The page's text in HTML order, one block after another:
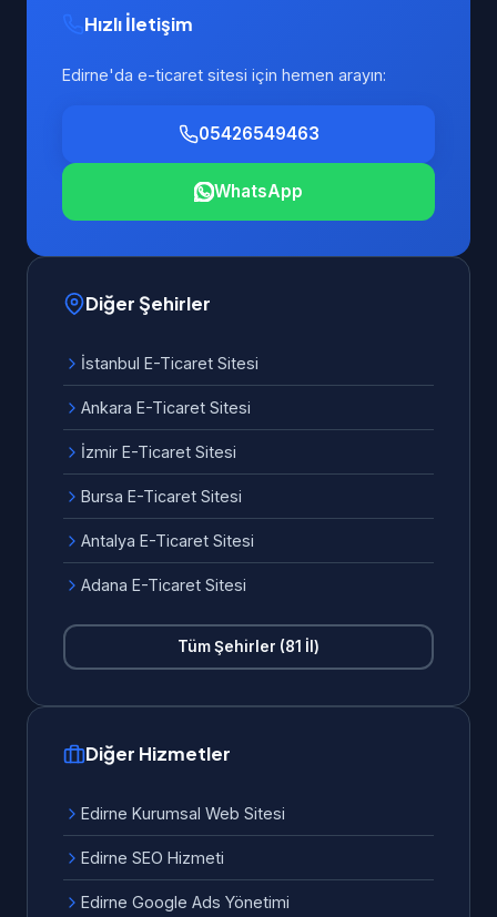
Hızlı İletişim
Edirne'da e-ticaret sitesi için hemen arayın:
05426549463
WhatsApp
Diğer Şehirler
İstanbul E-Ticaret Sitesi
Ankara E-Ticaret Sitesi
İzmir E-Ticaret Sitesi
Bursa E-Ticaret Sitesi
Antalya E-Ticaret Sitesi
Adana E-Ticaret Sitesi
Tüm Şehirler (81 İl)
Diğer Hizmetler
Edirne Kurumsal Web Sitesi
Edirne SEO Hizmeti
Edirne Google Ads Yönetimi